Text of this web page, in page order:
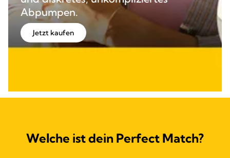
Abpumpen.
Jetzt kaufen
Welche ist dein Perfect Match?